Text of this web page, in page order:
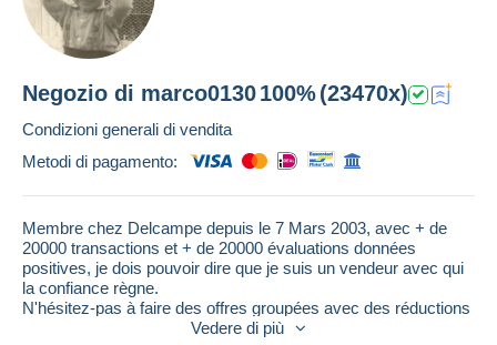
Negozio di marco0130100%(23470x)
Condizioni generali di vendita
Metodi di pagamento:
Membre chez Delcampe depuis le 7 Mars 2003, avec + de
20000 transactions et + de 20000 évaluations données
positives, je dois pouvoir dire que je suis un vendeur avec qui
la confiance règne.
N'hésitez-pas à faire des offres groupées avec des réductions
Vedere di più